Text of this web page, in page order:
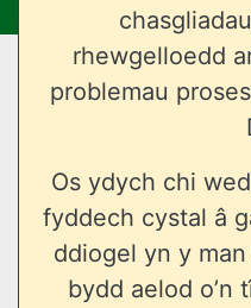
rhewgelloedd
problemau
Os ydych chi
fyddech cystal â
ddiogel yn y
bydd aelod o’n